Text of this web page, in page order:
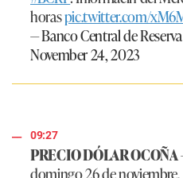
horaspic.twitter.com/
— Banco Central de
November 24, 2023
09:27
PRECIO DÓLAR OCOÑA
domingo 26 de noviembre.